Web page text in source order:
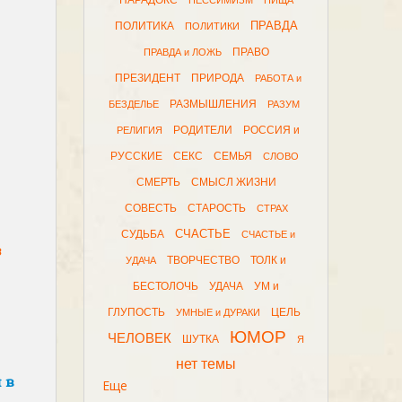
в
ПОЛИТИКА ПОЛИТИКИ ПРАВДА
ПРАВДА и ЛОЖЬ ПРАВО
ПРЕЗИДЕНТ ПРИРОДА РАБОТА и
БЕЗДЕЛЬЕ РАЗМЫШЛЕНИЯ РАЗУМ
РЕЛИГИЯ РОДИТЕЛИ РОССИЯ и
РУССКИЕ СЕКС СЕМЬЯ СЛОВО
СМЕРТЬ СМЫСЛ ЖИЗНИ
СОВЕСТЬ СТАРОСТЬ СТРАХ
СУДЬБА СЧАСТЬЕ СЧАСТЬЕ и
УДАЧА ТВОРЧЕСТВО ТОЛК и
БЕСТОЛОЧЬ УДАЧА УМ и
ГЛУПОСТЬ УМНЫЕ и ДУРАКИ ЦЕЛЬ
ЧЕЛОВЕК ШУТКА ЮМОР Я
нет темы
Еще